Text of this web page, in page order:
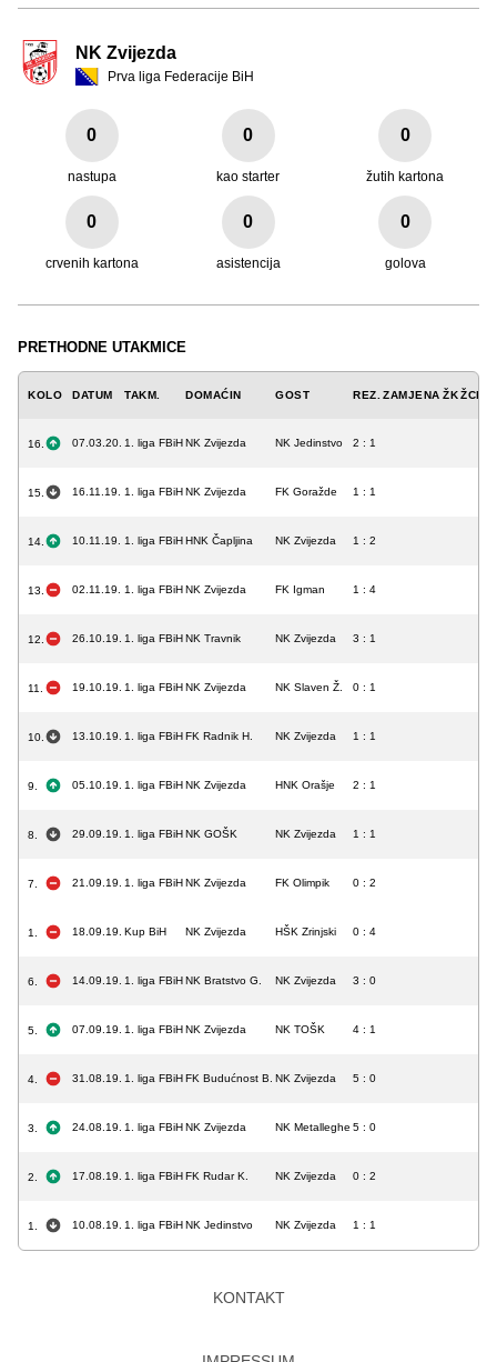
NK Zvijezda
Prva liga Federacije BiH
0
nastupa
0
kao starter
0
žutih kartona
0
crvenih kartona
0
asistencija
0
golova
PRETHODNE UTAKMICE
KOLO DATUM TAKM. DOMAĆIN GOST REZ. ZAMJENA ŽKŽCK
16. 07.03.20. 1. liga FBiHNK Zvijezda NK Jedinstvo 2 : 1
15. 16.11.19. 1. liga FBiHNK Zvijezda FK Goražde 1 : 1
14. 10.11.19. 1. liga FBiHHNK Čapljina NK Zvijezda 1 : 2
13. 02.11.19. 1. liga FBiHNK Zvijezda FK Igman 1 : 4
12. 26.10.19. 1. liga FBiHNK Travnik NK Zvijezda 3 : 1
11. 19.10.19. 1. liga FBiHNK Zvijezda NK Slaven Ž. 0 : 1
10. 13.10.19. 1. liga FBiHFK Radnik H. NK Zvijezda 1 : 1
9. 05.10.19. 1. liga FBiHNK Zvijezda HNK Orašje 2 : 1
8. 29.09.19. 1. liga FBiHNK GOŠK NK Zvijezda 1 : 1
7. 21.09.19. 1. liga FBiHNK Zvijezda FK Olimpik 0 : 2
1. 18.09.19. Kup BiH NK Zvijezda HŠK Zrinjski 0 : 4
6. 14.09.19. 1. liga FBiHNK Bratstvo G. NK Zvijezda 3 : 0
5. 07.09.19. 1. liga FBiHNK Zvijezda NK TOŠK 4 : 1
4. 31.08.19. 1. liga FBiHFK Budućnost B. NK Zvijezda 5 : 0
3. 24.08.19. 1. liga FBiHNK Zvijezda NK Metalleghe 5 : 0
2. 17.08.19. 1. liga FBiHFK Rudar K. NK Zvijezda 0 : 2
1. 10.08.19. 1. liga FBiHNK Jedinstvo NK Zvijezda 1 : 1
KONTAKT